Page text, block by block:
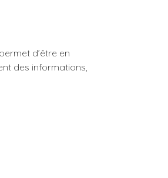
d’être en
des informations,